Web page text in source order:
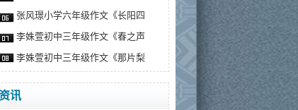
张风璟小学六年级作文《长阳四
李姝萱初中三年级作文《春之声
李姝萱初中三年级作文《那片梨
讯